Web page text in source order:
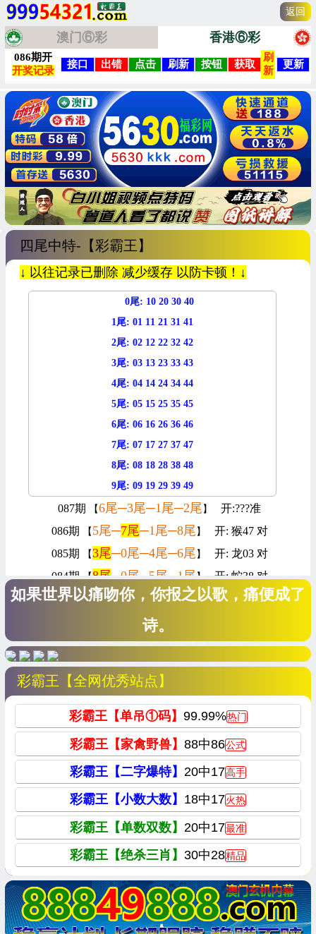
返回
澳门⑥彩 香港⑥彩